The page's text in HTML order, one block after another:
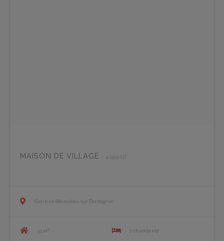
MAISON DE VILLAGE - 4595AG
Corrèze (Beaulieu sur Dordogne)
51 m² 2 chambre(s)